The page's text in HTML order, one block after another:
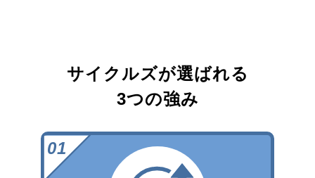
サイクルズが選ばれる
3つの強み